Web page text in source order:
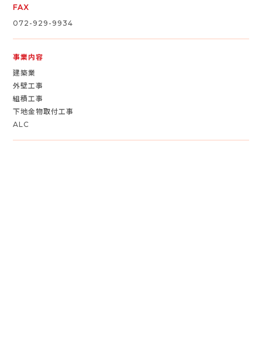
FAX
072-929-9934
事業内容
建築業
外壁工事
組積工事
下地金物取付工事
ALC